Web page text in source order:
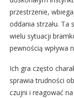
przestrzenie,
oddania strzału. Ta
wielu sytuacji
pewnością wpływa
Ich gra często
sprawia trudności
czujni i reagować